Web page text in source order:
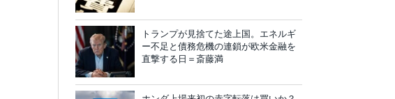
トランプが見捨てた途上国。エネルギ
ー不足と債務危機の連鎖が欧米金融を
直撃する日＝斎藤満